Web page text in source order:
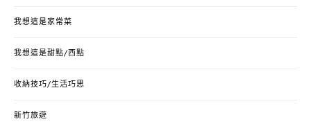
我想這是家常菜
我想這是甜點/西點
收納技巧/生活巧思
新竹旅遊